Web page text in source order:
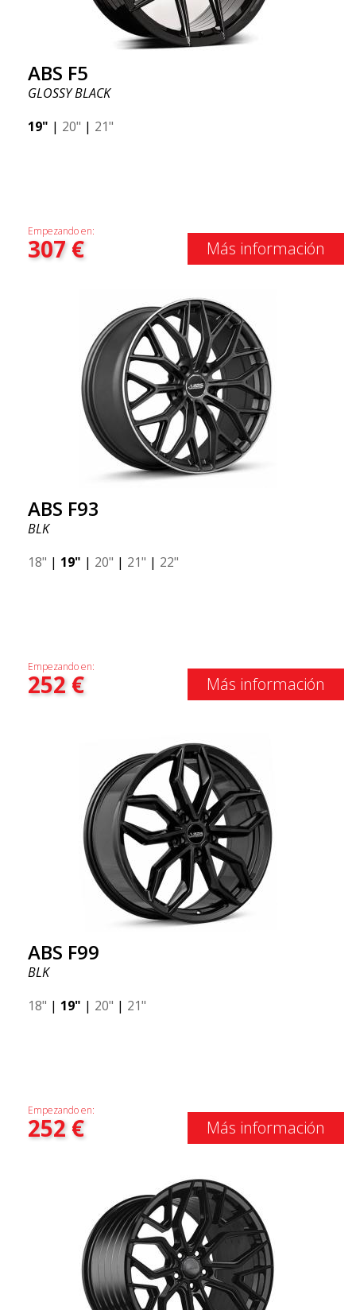
ABS F5
GLOSSY BLACK
19" | 20" | 21"
Empezando en:
307€ Más información
ABS F93
BLK
18" | 19" | 20" | 21" | 22"
Empezando en:
252€ Más información
ABS F99
BLK
18" | 19" | 20" | 21"
Empezando en:
252€ Más información